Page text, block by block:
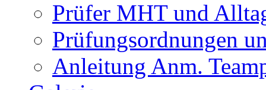
Prüfer MHT und
Prüfungsordnungen
Anleitung Anm.